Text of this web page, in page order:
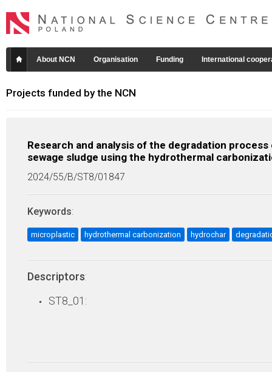
About NCN Organisation Funding International
Projects funded by the NCN
Research and analysis of the degradation
sewage sludge using the hydrothermal
2024/55/B/ST8/01847
Keywords:
microplastic hydrothermal carbonization hydrochar
Descriptors:
ST8_01: